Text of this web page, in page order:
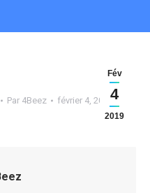
Fév
4
2019
Par 4Beez février 4, 2019